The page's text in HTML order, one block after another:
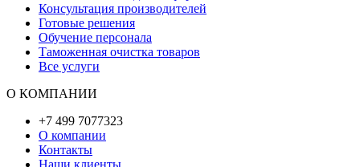
Консультация производителей
Готовые решения
Обучение персонала
Таможенная очистка товаров
Все услуги
О КОМПАНИИ
+7 499 7077323
О компании
Контакты